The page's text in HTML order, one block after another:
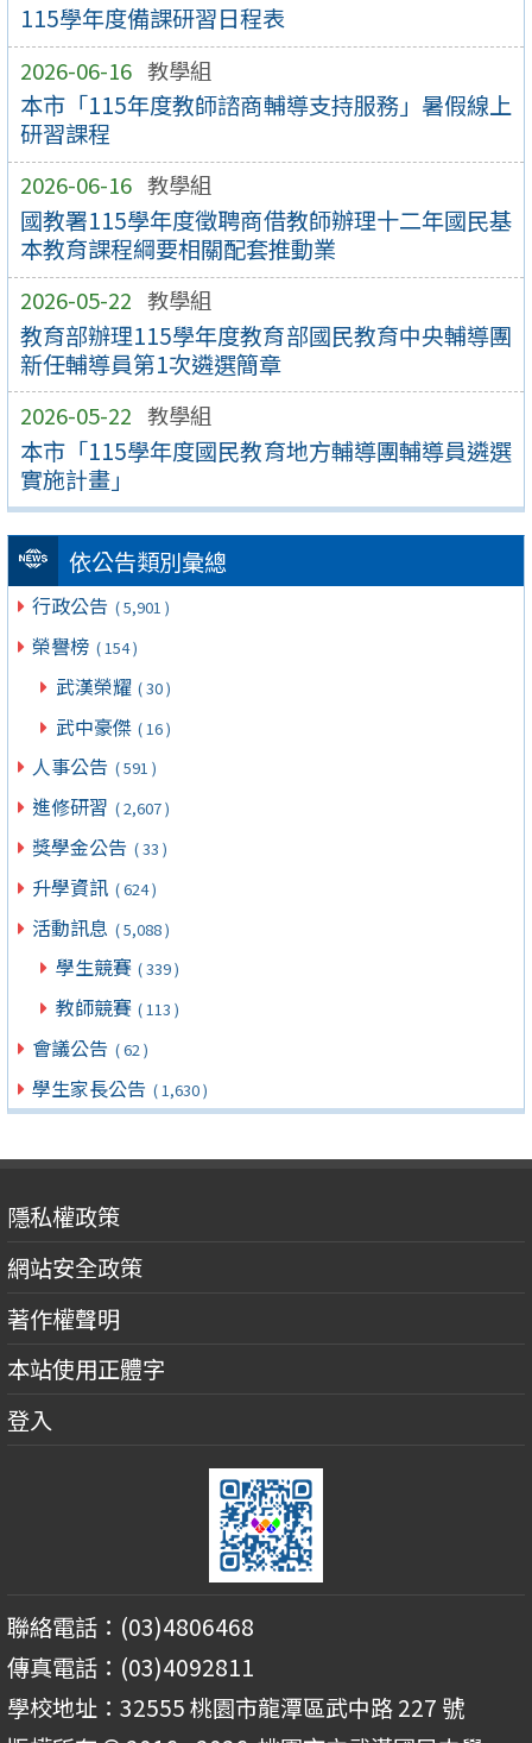
115學年度備課研習日程表
2026-06-16 教學組
本市「115年度教師諮商輔導支持服務」暑假線上
研習課程
2026-06-16 教學組
國教署115學年度徵聘商借教師辦理十二年國民基
本教育課程綱要相關配套推動業
2026-05-22 教學組
教育部辦理115學年度教育部國民教育中央輔導團
新任輔導員第1次遴選簡章
2026-05-22 教學組
本市「115學年度國民教育地方輔導團輔導員遴選
實施計畫」
依公告類別彙總
行政公告 ( 5,901 )
榮譽榜 ( 154 )
武漢榮耀 ( 30 )
武中豪傑 ( 16 )
人事公告 ( 591 )
進修研習 ( 2,607 )
獎學金公告 ( 33 )
升學資訊 ( 624 )
活動訊息 ( 5,088 )
學生競賽 ( 339 )
教師競賽 ( 113 )
會議公告 ( 62 )
學生家長公告 ( 1,630 )
隱私權政策
網站安全政策
著作權聲明
本站使用正體字
登入
聯絡電話：(03)4806468
傳真電話：(03)4092811
學校地址：32555 桃園市龍潭區武中路 227 號